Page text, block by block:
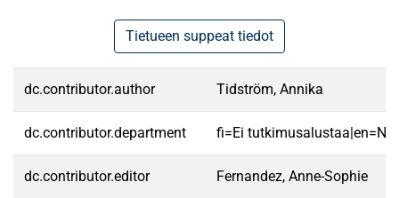
Tietueen suppeat tiedot
dc.contributor.author Tidström, Annika
dc.contributor.department fi=Ei
dc.contributor.editor Fernandez, Anne-Sophie